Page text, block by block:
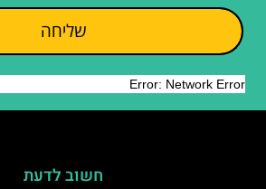
שליחה
חשוב לדעת